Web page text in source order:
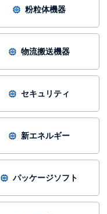
粉粒体機器
物流搬送機器
セキュリティ
新エネルギー
パッケージソフト